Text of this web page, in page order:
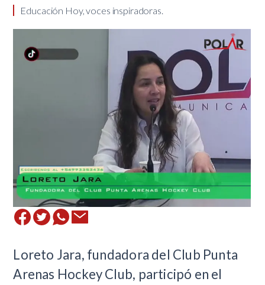
Educación Hoy, voces inspiradoras.
​Loreto Jara, fundadora del Club Punta
Arenas Hockey Club, participó en el